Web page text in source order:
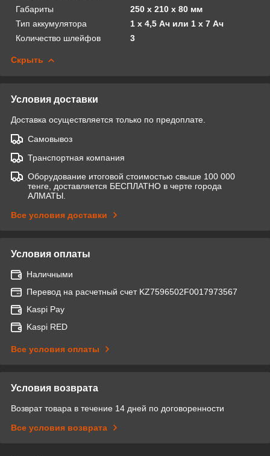
Габариты
250 х 210 х 80 мм
Тип аккумулятора
1 х 4,5 Ач или 1 х 7 Ач
Количество шлейфов
3
Скрыть
Условия доставки
Доставка осуществляется только по предоплате.
Самовывоз
Транспортная компания
Оборудование итоговой стоимостью свыше 100 000
тенге, доставляется БЕСПЛАТНО в черте города
АЛМАТЫ.
Все условия доставки
Условия оплаты
Наличными
Перевод на расчетный счет KZ7596502F0017973567
Kaspi Pay
Kaspi RED
Все условия оплаты
Условия возврата
Возврат товара в течение 14 дней по договоренности
Все условия возврата